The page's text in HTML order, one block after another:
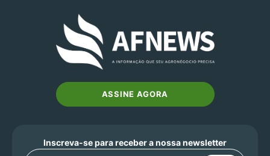
ASSINE AGORA
Inscreva-se para receber a nossa newsletter